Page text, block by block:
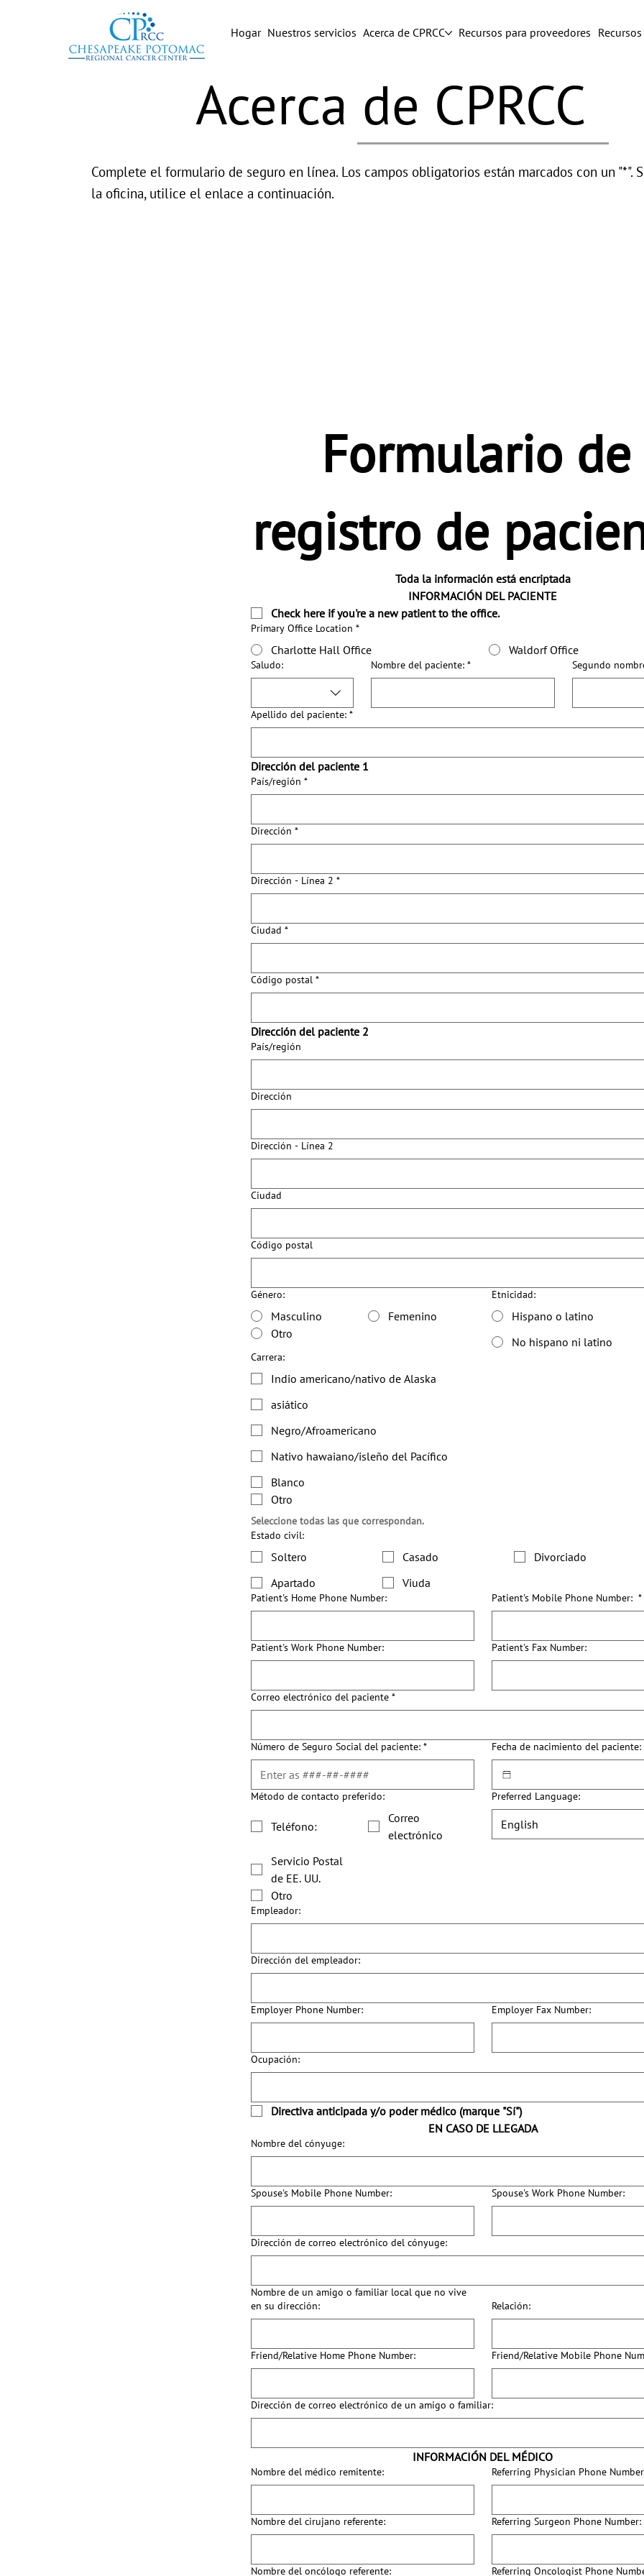
Hogar Nuestros servicios Acerca de CPRCC Recursos para proveedores
Acerca de CPRCC
Complete el formulario de seguro en línea. Los campos obligatorios están marcados con un "*".
la oficina, utilice el enlace a continuación.
Formulario de
registro de
Toda la información está encriptada
INFORMACIÓN DEL PACIENTE
Check here if you're a new patient to the office.
Primary Office Location *
Charlotte Hall Office Waldorf Office
Saludo: Nombre del paciente: * Segundo
Apellido del paciente: *
Dirección del paciente 1
Dirección de varias líneas
País/región *
Dirección *
Dirección - Línea 2 *
Ciudad *
Código postal *
Dirección del paciente 2
Dirección de varias líneas
País/región
Dirección
Dirección - Línea 2
Ciudad
Código postal
Género:
Masculino
Femenino
Otro
Etnicidad:
Hispano o latino
No hispano ni latino
Carrera:
Indio americano/nativo de Alaska
asiático
Negro/Afroamericano
Nativo hawaiano/isleño del Pacífico
Blanco
Otro
Seleccione todas las que correspondan.
Estado civil:
Soltero Casado
Divorciado
Apartado
Viuda
Patient's Home Phone Number: Patient's Mobile Phone Number: *
Patient's Work Phone Number: Patient's Fax Number:
Correo electrónico del paciente *
Número de Seguro Social del paciente: * Fecha de nacimiento del paciente:
Método de contacto preferido:
Teléfono:
Correo
electrónico
Servicio Postal
de EE. UU.
Otro
Preferred Language:
English
Empleador:
Dirección del empleador:
Employer Phone Number: Employer Fax Number:
Ocupación:
Directiva anticipada y/o poder médico (marque "Sí")
EN CASO DE LLEGADA
Nombre del cónyuge:
Spouse's Mobile Phone Number: Spouse's Work Phone Number:
Dirección de correo electrónico del cónyuge:
Nombre de un amigo o familiar local que no vive
en su dirección:
Relación:
Friend/Relative Home Phone Number: Friend/Relative Mobile Phone
Dirección de correo electrónico de un amigo o familiar:
INFORMACIÓN DEL MÉDICO
Nombre del médico remitente: Referring Physician Phone
Nombre del cirujano referente: Referring Surgeon Phone Number:
Nombre del oncólogo referente: Referring Oncologist Phone